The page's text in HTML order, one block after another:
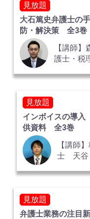
見放題
大石篤史弁護士の
防・解決策 全3巻
【講師
護士・税
見放題
インボイスの導
供資料 全3巻
【講師
士 天谷
見放題
弁護士業務の注目